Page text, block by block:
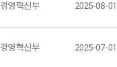
경영혁신부 2025-08-01
경영혁신부 2025-07-01